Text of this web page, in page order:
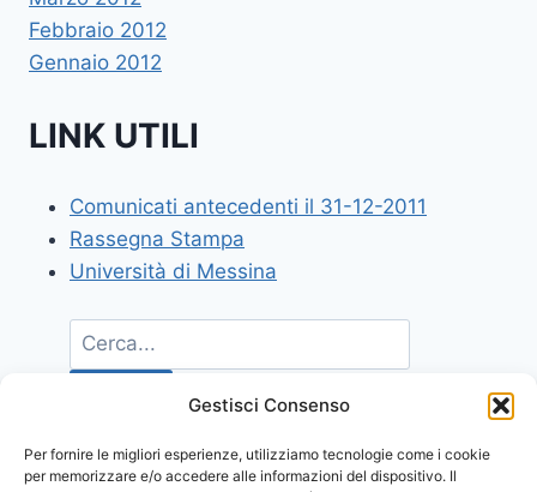
Gestisci Consenso
Per fornire le migliori esperienze, utilizziamo tecnologie come i cookie
per memorizzare e/o accedere alle informazioni del dispositivo. Il
Febbraio 2012
Gennaio 2012
LINK UTILI
Comunicati antecedenti il 31-12-2011
Rassegna Stampa
Università di Messina